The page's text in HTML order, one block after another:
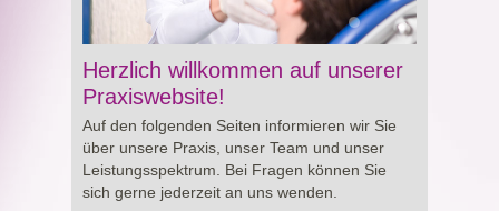
Viagra online sowie über Preisgestaltung und
Besonderheiten von
Entscheidung rund um Ihre Gesundheit.
Herzlich willkommen auf unserer
Praxiswebsite!
Auf den folgenden Seiten informieren wir Sie
über unsere Praxis, unser Team und unser
Leistungsspektrum. Bei Fragen können Sie
sich gerne jederzeit an uns wenden.